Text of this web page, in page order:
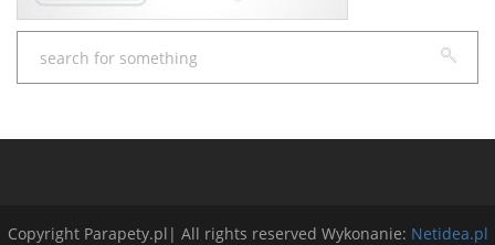
Copyright Parapety.pl| All rights reserved Wykonanie: Netidea.pl